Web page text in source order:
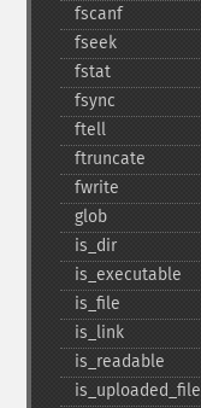
fscanf
fseek
fstat
fsync
ftell
ftruncate
fwrite
glob
is_​dir
is_​executable
is_​file
is_​link
is_​readable
is_​uploaded_​file